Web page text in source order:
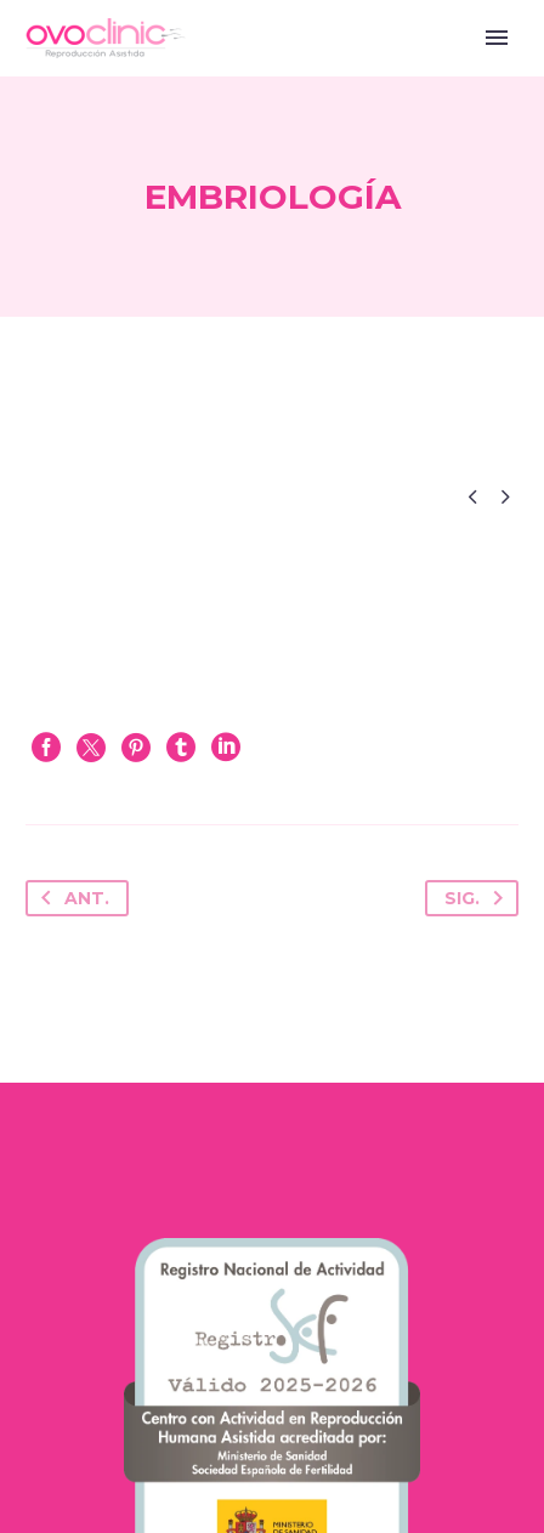
EMBRIOLOGÍA
 
ANT. SIG.